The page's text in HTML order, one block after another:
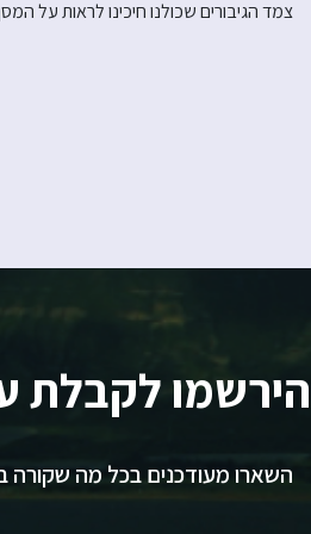
צמד הגיבורים שכולנו חיכינו לראות על
הירשמו לקבלת
השארו מעודכנים בכל מה שקורה